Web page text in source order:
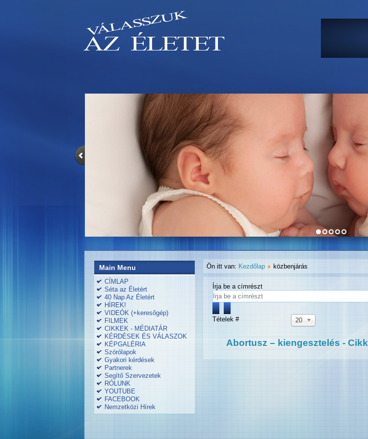
Main Menu
CÍMLAP
Séta az Életért
40 Nap Az Életért
HÍREK!
VIDEÓK (+keresőgép)
FILMEK
CIKKEK - MÉDIATÁR
KÉRDÉSEK ÉS VÁLASZOK
KÉPGALÉRIA
Szórólapok
Gyakori kérdések
Partnerek
Segítő Szervezetek
RÓLUNK
YOUTUBE
FACEBOOK
Nemzetközi Hírek
Ön itt van: Kezdőlap közbenjárás
Írja be a címrészt
Tételek # 20
Abortusz – kiengesztelés - Cikk